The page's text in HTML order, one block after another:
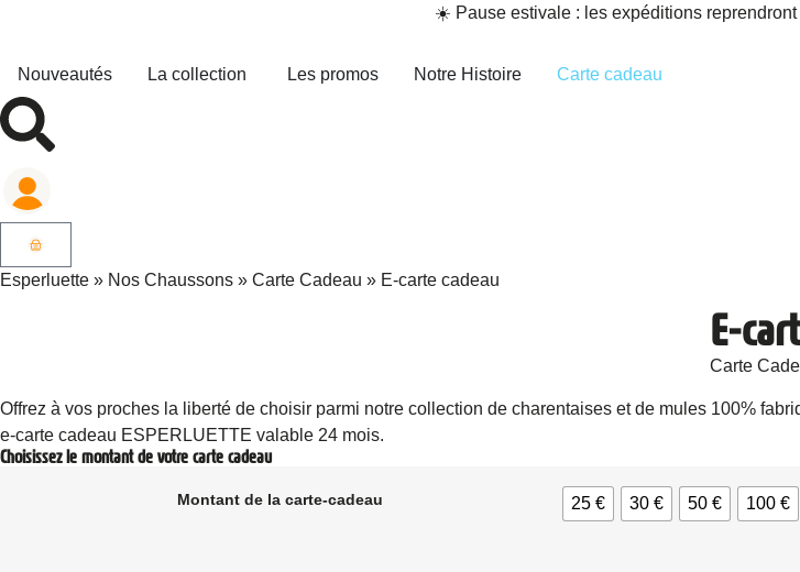
☀️ Pause estivale : les expéditions
Nouveautés La collection Les promos Notre Histoire Carte cadeau
Esperluette » Nos Chaussons » Carte Cadeau » E-carte cadeau
E-
Carte
Offrez à vos proches la liberté de choisir parmi notre collection de charentaises et de mules 100%
e-carte cadeau ESPERLUETTE valable 24 mois.
Choisissez le montant de votre carte cadeau
Montant de la carte-cadeau 25 € 30 € 50 € 100 €